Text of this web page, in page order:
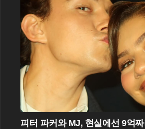
피터 파커와 MJ, 현실에선 9억